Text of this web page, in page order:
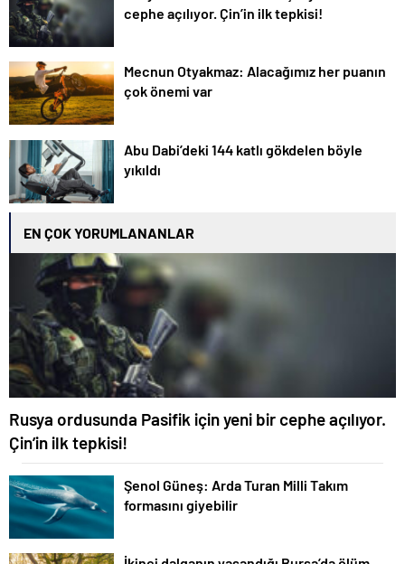
cephe açılıyor. Çin’in ilk tepkisi!
Mecnun Otyakmaz: Alacağımız her puanın
çok önemi var
Abu Dabi’deki 144 katlı gökdelen böyle
yıkıldı
EN ÇOK YORUMLANANLAR
Rusya ordusunda Pasifik için yeni bir cephe açılıyor.
Çin’in ilk tepkisi!
Şenol Güneş: Arda Turan Milli Takım
formasını giyebilir